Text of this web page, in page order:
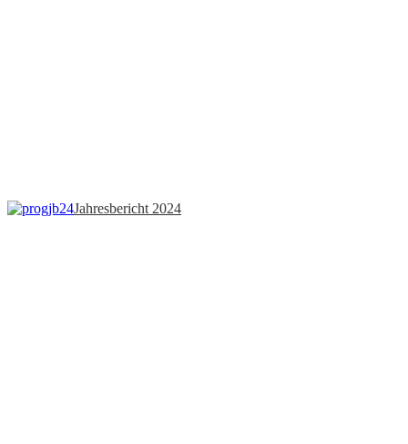
Jahresbericht 2024